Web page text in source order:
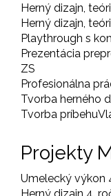
Herný dizajn,
Herný dizajn,
Playthrough s
Prezentácia
ZS
Profesionálna
Tvorba herného
Tvorba príbehu
Projekty
Umelecký výkon